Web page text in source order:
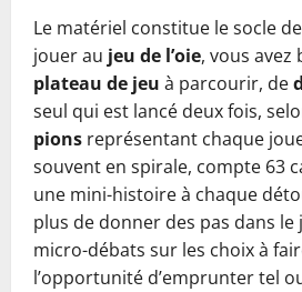
Le matériel constitue le socle
jouer au jeu de l’oie, vous avez
plateau de jeu à parcourir, de
seul qui est lancé deux fois,
pions représentant chaque
souvent en spirale, compte 63
une mini-histoire à chaque
plus de donner des pas dans le
micro-débats sur les choix à
l’opportunité d’emprunter tel